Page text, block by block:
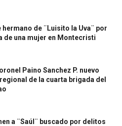
de ¨Luisito la Uva¨ por
de una mujer en Montecristi
Paino Sanchez P. nuevo
de la cuarta brigada del
a ¨Saúl¨ buscado por delitos